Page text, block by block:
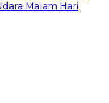
Malam Hari